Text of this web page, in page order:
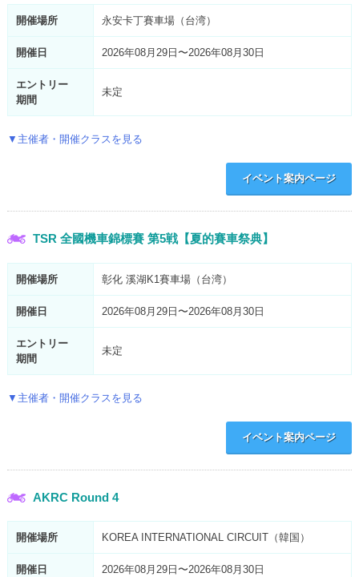
開催場所 永安卡丁賽車場（台湾）
開催日 2026年08月29日〜2026年08月30日
エントリー
期間
未定
▼主催者・開催クラスを見る
イベント案内ページ
TSR 全國機車錦標賽 第5戦【夏的賽車祭典】
開催場所 彰化 溪湖K1賽車場（台湾）
開催日 2026年08月29日〜2026年08月30日
エントリー
期間
未定
▼主催者・開催クラスを見る
イベント案内ページ
AKRC Round 4
開催場所 KOREA INTERNATIONAL CIRCUIT（韓国）
開催日 2026年08月29日〜2026年08月30日